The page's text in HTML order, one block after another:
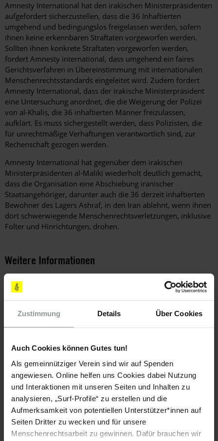
Zustimmung Details Über Cookies
Auch Cookies können Gutes tun!
Als gemeinnütziger Verein sind wir auf Spenden
angewiesen. Online helfen uns Cookies dabei Nutzung
und Interaktionen mit unseren Seiten und Inhalten zu
analysieren, „Surf-Profile“ zu erstellen und die
Aufmerksamkeit von potentiellen Unterstützer*innen auf
Seiten Dritter zu wecken und für unsere
Menschenrechtsarbeit zu gewinnen. Dafür brauchen wir
Amnesty International hat den irakischen Ministerpräsidenten
aufgefordert sicherzustellen, dass die 36 Inhaftierten
umgehend und bedingungslos freigelassen werden, sofern
ihnen keine erkennbaren Straftaten vorgeworfen werden.
Sollten ihnen konkrete Straftaten vorgeworfen werden,
fordert Amnesty international, dass umgehend ein faires
Gerichtsverfahren in Übereinstimmung mit internationalen
Menschenrechtsstandards eingeleitet wird. Zudem fordert
Amnesty International, dass der irakische Ministerpräsident
eine Untersuchung anordnet, die die Weigerung der Polizei
von al-Khalis, die 36 inhaftierten Männer freizulassen,
aufklärt. Es muss sichergestellt werden, dass Polizisten, die
für unrechtmäßige Verhaftungen verantwortlich sind, zur
Rechenschaft gezogen werden.
Amnesty International hat gegenüber dem irakischen
Ministerpräsidenten al-Maliki wiederholt deutlich gemacht,
dass die Organisation eine Abschiebung iranischer
Staatsangehöriger, darunter auch die 36 derzeit inhaftierten
Bewohner des Lagers Ashraf, in den Iran ablehnt, wenn ihnen
dort schwerwiegende Menschenrechtsverletzungen, inklusive
Folter und Hinrichtungen, drohen.
Weitere Informationen
Länder
Teile diesen Beitrag